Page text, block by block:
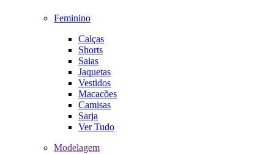
Feminino
Calças
Shorts
Saias
Jaquetas
Vestidos
Macacões
Camisas
Sarja
Ver Tudo
Modelagem